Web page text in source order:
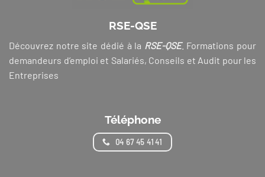
RSE-QSE
Découvrez notre site dédié à la RSE-QSE. Formations pour
demandeurs d’emploi et Salariés, Conseils et Audit pour les
Entreprises
Téléphone
04 67 45 41 41